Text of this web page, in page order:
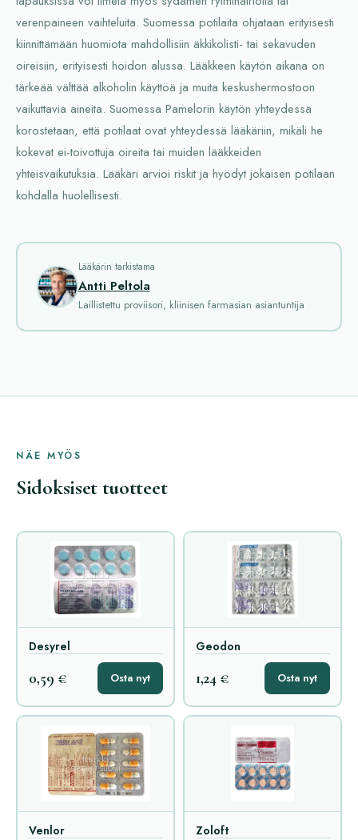
verenpaineen vaihteluita. Suomessa potilaita ohjataan erityisesti
kiinnittämään huomiota mahdollisiin äkkikolisti- tai sekavuden
oireisiin, erityisesti hoidon alussa. Lääkkeen käytön aikana on
tärkeää välttää alkoholin käyttöä ja muita keskushermostoon
vaikuttavia aineita. Suomessa Pamelorin käytön yhteydessä
korostetaan, että potilaat ovat yhteydessä lääkäriin, mikäli he
kokevat ei-toivottuja oireita tai muiden lääkkeiden
yhteisvaikutuksia. Lääkäri arvioi riskit ja hyödyt jokaisen potilaan
kohdalla huolellisesti.
Lääkärin tarkistama
Antti Peltola
Laillistettu proviisori, kliinisen farmasian asiantuntija
NÄE MYÖS
Sidoksiset tuotteet
Desyrel
0,59 € Osta nyt
Geodon
1,24 € Osta nyt
Venlor Zoloft